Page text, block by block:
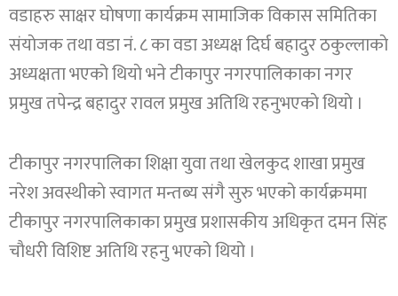
वडाहरु साक्षर घाेषणा कार्यक्रम सामाजिक विकास समितिका
संयाेजक तथा वडा नं. ८ का वडा अध्यक्ष दिर्घ बहादुर ठकुल्लाकाे
अध्यक्षता भएको थियाे भने टीकापुर नगरपालिकाका नगर
प्रमुख तपेन्द्र बहादुर रावल प्रमुख अतिथि रहनुभएकाे थियाे ।
टीकापुर नगरपालिका शिक्षा युवा तथा खेलकुद शाखा प्रमुख
नरेश अवस्थीकाे स्वागत मन्तब्य संगै सुरु भएको कार्यक्रममा
टीकापुर नगरपालिकाका प्रमुख प्रशासकीय अधिकृत दमन सिंह
चाैधरी विशिष्ट अतिथि रहनु भएको थियो ।